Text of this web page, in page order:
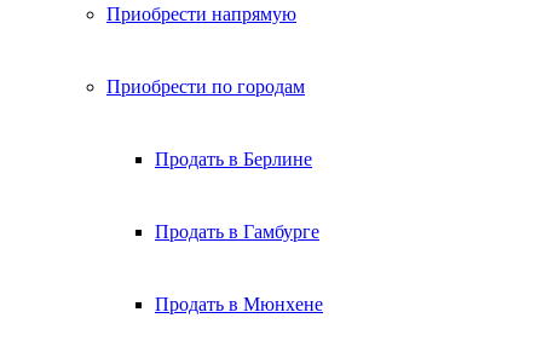
Приобрести напрямую
Приобрести по городам
Продать в Берлине
Продать в Гамбурге
Продать в Мюнхене